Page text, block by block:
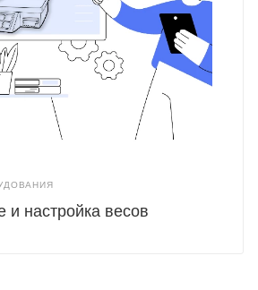
и настройка весов